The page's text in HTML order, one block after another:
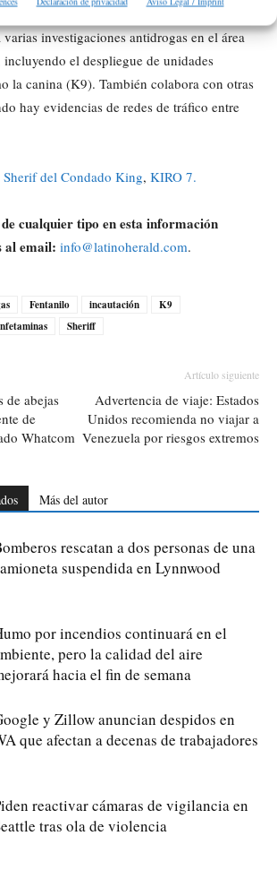
investigaciones antidrogas en el área
el despliegue de unidades
la canina (K9). También colabora con otras
hay evidencias de redes de tráfico entre
del Condado King, KIRO 7.
cualquier tipo en esta información
al email: info@latinoherald.com.
Fentanilo incautación
K9
Sheriff
de abejas
de
Whatcom
Artículo siguiente
Advertencia de viaje: Estados
Unidos recomienda no viajar a
Venezuela por riesgos extremos
Más del autor
rescatan a dos personas de una
suspendida en Lynnwood
por incendios continuará en el
pero la calidad del aire
hacia el fin de semana
y Zillow anuncian despidos en
que afectan a decenas de trabajadores
reactivar cámaras de vigilancia en
tras ola de violencia